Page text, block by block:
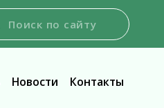
Новости Контакты